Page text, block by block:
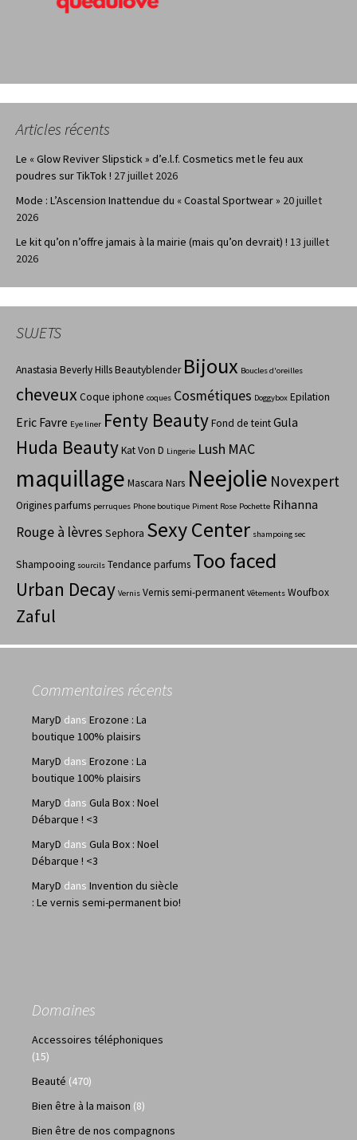
Articles récents
Le « Glow Reviver Slipstick » d’e.l.f. Cosmetics met le feu aux
poudres sur TikTok ! 27 juillet 2026
Mode : L’Ascension Inattendue du « Coastal Sportwear » 20 juillet
2026
Le kit qu’on n’offre jamais à la mairie (mais qu’on devrait) ! 13 juillet
2026
SUJETS
Anastasia Beverly HillsBeautyblender Bijoux Boucles d'oreilles
cheveuxCoque iphone coques Cosmétiques Doggybox Epilation
Eric Favre Eye liner Fenty BeautyFond de teintGula
Huda BeautyKat Von D Lingerie Lush MAC
maquillage Mascara Nars Neejolie Novexpert
Origines parfums perruques Phone boutique Piment Rose Pochette Rihanna
Rouge à lèvres Sephora Sexy Center shampoing sec
Shampooing sourcils Tendance parfums Too faced
Urban Decay Vernis Vernis semi-permanent Vêtements Woufbox
Zaful
Commentaires récents
MaryD dans Erozone : La
boutique 100% plaisirs
MaryD dans Erozone : La
boutique 100% plaisirs
MaryD dans Gula Box : Noel
Débarque ! <3
MaryD dans Gula Box : Noel
Débarque ! <3
MaryD dans Invention du siècle
: Le vernis semi-permanent bio!
Domaines
Accessoires téléphoniques
(15)
Beauté (470)
Bien être à la maison (8)
Bien être de nos compagnons